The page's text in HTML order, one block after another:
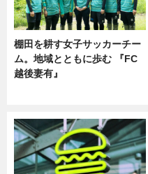
棚田を耕す女子サッカーチー
ム。地域とともに歩む 『FC
越後妻有』